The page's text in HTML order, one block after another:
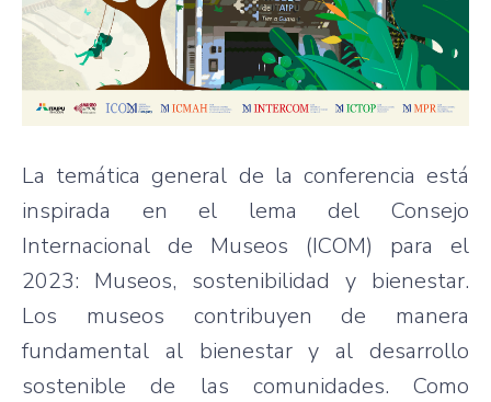
La temática general de la conferencia está
inspirada en el lema del Consejo
Internacional de Museos (ICOM) para el
2023: Museos, sostenibilidad y bienestar.
Los museos contribuyen de manera
fundamental al bienestar y al desarrollo
sostenible de las comunidades. Como